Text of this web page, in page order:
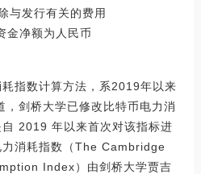
与发行有关的费用
净额为人民币
指数计算方法，系2019年以来
剑桥大学已修改比特币电力消
2019 年以来首次对该指标进
消耗指数（The Cambridge
Index）由剑桥大学贾吉